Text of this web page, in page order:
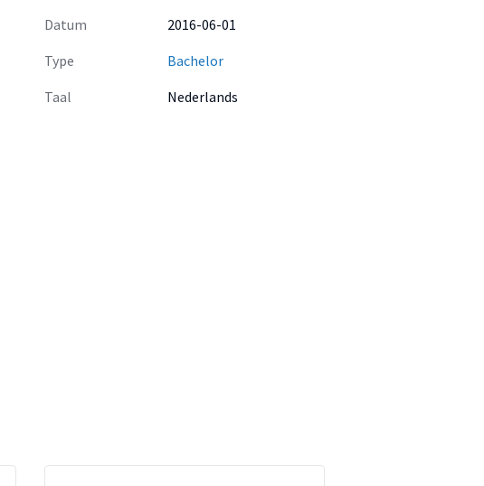
Datum
2016-06-01
Type
Bachelor
Taal
Nederlands